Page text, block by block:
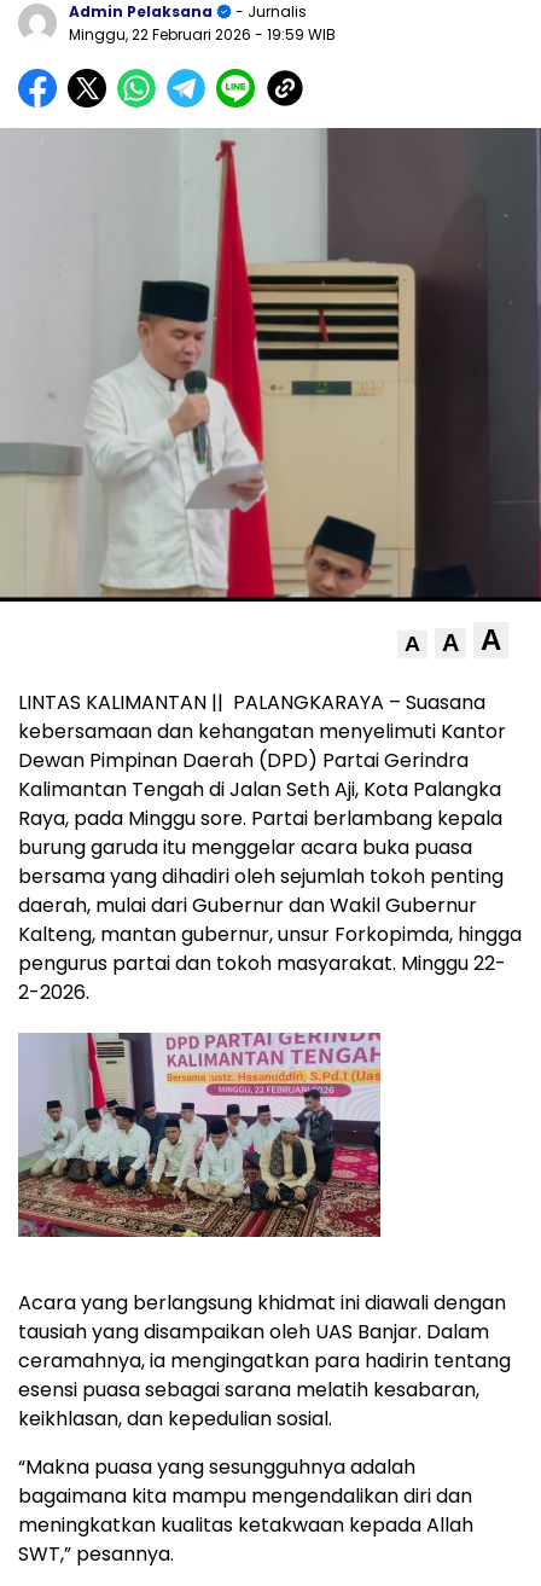
Admin Pelaksana
- Jurnalis
Minggu, 22 Februari 2026 - 19:59 WIB
A A A
LINTAS KALIMANTAN || PALANGKARAYA – Suasana
kebersamaan dan kehangatan menyelimuti Kantor
Dewan Pimpinan Daerah (DPD) Partai Gerindra
Kalimantan Tengah di Jalan Seth Aji, Kota Palangka
Raya, pada Minggu sore. Partai berlambang kepala
burung garuda itu menggelar acara buka puasa
bersama yang dihadiri oleh sejumlah tokoh penting
daerah, mulai dari Gubernur dan Wakil Gubernur
Kalteng, mantan gubernur, unsur Forkopimda, hingga
pengurus partai dan tokoh masyarakat. Minggu 22-
2-2026.
Acara yang berlangsung khidmat ini diawali dengan
tausiah yang disampaikan oleh UAS Banjar. Dalam
ceramahnya, ia mengingatkan para hadirin tentang
esensi puasa sebagai sarana melatih kesabaran,
keikhlasan, dan kepedulian sosial.
“Makna puasa yang sesungguhnya adalah
bagaimana kita mampu mengendalikan diri dan
meningkatkan kualitas ketakwaan kepada Allah
SWT,” pesannya.